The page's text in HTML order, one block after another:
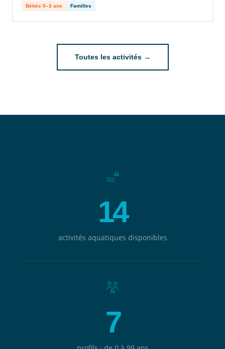
Bébés 0–3 ans Familles
Toutes les activités →
14
activités aquatiques disponibles
7